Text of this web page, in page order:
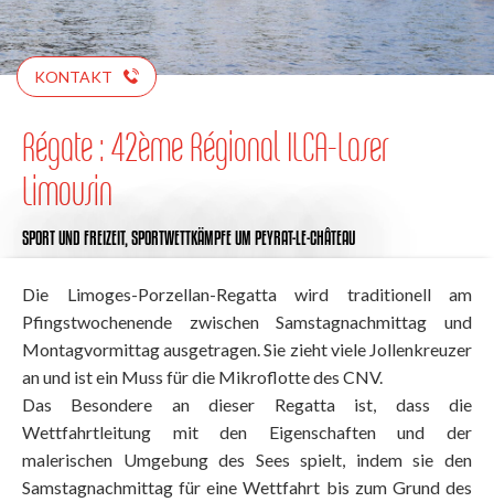
KONTAKT
Régate : 42ème Régional ILCA-Laser
Limousin
SPORT UND FREIZEIT, SPORTWETTKÄMPFEUM PEYRAT-LE-CHÂTEAU
Die Limoges-Porzellan-Regatta wird traditionell am
Pfingstwochenende zwischen Samstagnachmittag und
Montagvormittag ausgetragen. Sie zieht viele Jollenkreuzer
an und ist ein Muss für die Mikroflotte des CNV.
Das Besondere an dieser Regatta ist, dass die
Wettfahrtleitung mit den Eigenschaften und der
malerischen Umgebung des Sees spielt, indem sie den
Samstagnachmittag für eine Wettfahrt bis zum Grund des